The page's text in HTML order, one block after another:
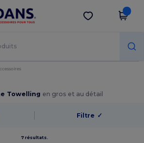
l’app !
Obtenir l'appli
Towelling en gros et au détail
Filtre ✓
7 résultats.